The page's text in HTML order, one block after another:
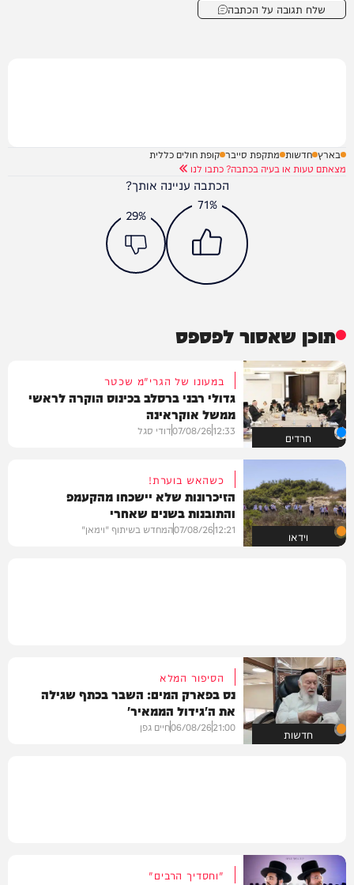
שלח תגובה על הכתבה
בארץ חדשות מתקפת סייבר קופת חולים כללית
מצאתם טעות או בעיה בכתבה? כתבו לנו
הכתבה עניינה אותך?
71%
29%
תוכן שאסור לפספס
חרדים
במעונו של הגרי"מ שכטר
גדולי רבני ברסלב בכינוס הוקרה לראשי
ממשל אוקראינה
12:33
07/08/26דודי סגל
וידאו
כשהאש בוערת!
הזיכרונות שלא יישכחו מהקעמפ
והתובנות בשנים שאחרי
12:21
07/08/26המחדש בשיתוף "וימאן"
חדשות
הסיפור המלא
נס בפארק המים: השבר בכתף שגילה
את ה'גידול הממאיר'
21:00
06/08/26חיים גפן
"וחסדיך הרבים"